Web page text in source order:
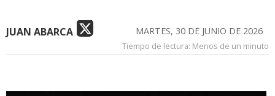
JUAN ABARCA MARTES, 30 DE JUNIO DE 2026
Tiempo de lectura: Menos de un minuto